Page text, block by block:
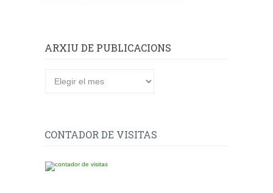
ARXIU DE PUBLICACIONS
CONTADOR DE VISITAS